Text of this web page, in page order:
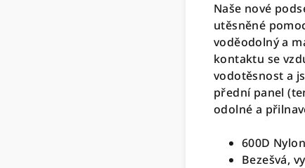
Naše nové
utěsněné
voděodolný a
kontaktu se
vodotěsnost a
přední panel
odolné a
600D
Bezešvá,